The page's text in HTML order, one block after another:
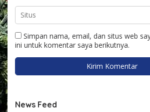
Simpan nama, email, dan situs web
ini untuk komentar saya berikutnya.
News Feed